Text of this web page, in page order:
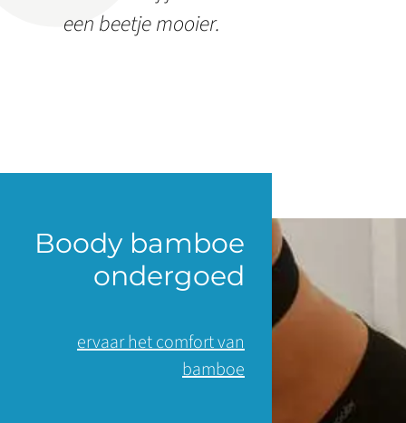
een beetje mooier.
Boody bamboe
ondergoed
ervaar het comfort van
bamboe